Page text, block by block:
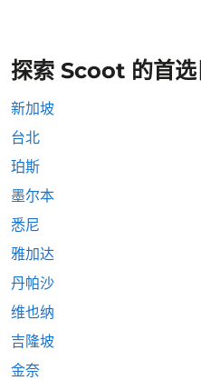
探索 Scoot 的首选
新加坡
台北
珀斯
墨尔本
悉尼
雅加达
丹帕沙
维也纳
吉隆坡
金奈